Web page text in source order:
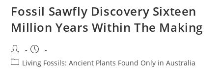
Fossil Sawfly Discovery Sixteen
Million Years Within The Making
Post
author:
Post
published:
PostLiving Fossils: Ancient Plants Found Only in Australia